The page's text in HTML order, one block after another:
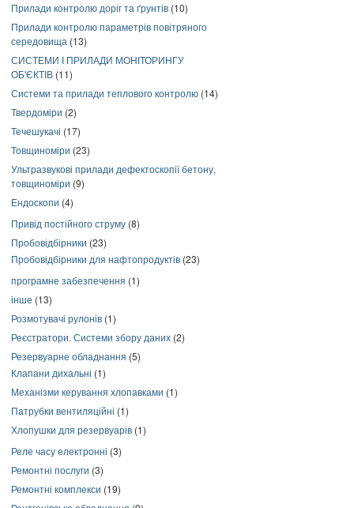
Прилади контролю доріг та ґрунтів (10)
Прилади контролю параметрів повітряного
середовища (13)
СИСТЕМИ І ПРИЛАДИ МОНІТОРИНГУ
ОБ'ЄКТІВ (11)
Системи та прилади теплового контролю (14)
Твердоміри (2)
Течешукачі (17)
Товщиноміри (23)
Ультразвукові прилади дефектоскопії бетону,
товщиноміри (9)
Ендоскопи (4)
Привід постійного струму (8)
Пробовідбірники (23)
Пробовідбірники для нафтопродуктів (23)
програмне забезпечення (1)
інше (13)
Розмотувачі рулонів (1)
Реєстратори. Системи збору даних (2)
Резервуарне обладнання (5)
Клапани дихальні (1)
Механізми керування хлопавками (1)
Патрубки вентиляційні (1)
Хлопушки для резервуарів (1)
Реле часу електронні (3)
Ремонтні послуги (3)
Ремонтні комплекси (19)